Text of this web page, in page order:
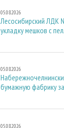
05.08.2026
Лесосибирский ЛДК
укладку мешков с
05.08.2026
бумажную фабрику
05.08.2026